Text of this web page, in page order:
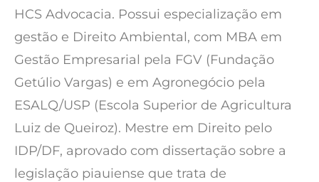
HCS Advocacia. Possui especialização em
gestão e Direito Ambiental, com MBA em
Gestão Empresarial pela FGV (Fundação
Getúlio Vargas) e em Agronegócio pela
ESALQ/USP (Escola Superior de Agricultura
Luiz de Queiroz). Mestre em Direito pelo
IDP/DF, aprovado com dissertação sobre a
legislação piauiense que trata de